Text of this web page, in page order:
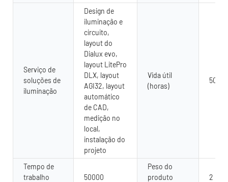
Serviço de
soluções de
iluminação
Design de
iluminação e
circuito,
layout do
Dialux evo,
layout LitePro
DLX, layout
AGI32, layout
automático
de CAD,
medição no
local,
instalação do
projeto
Vida útil
(horas)
Tempo de
trabalho
50000
Peso do
produto
2